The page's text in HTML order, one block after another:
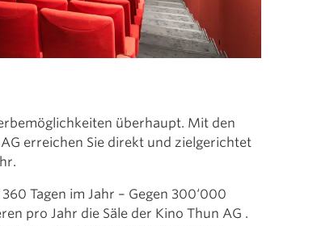
überhaupt. Mit den
erreichen Sie direkt und zielgerichtet
Tagen im Jahr – Gegen 300‘000
pro Jahr die Säle der Kino Thun AG .